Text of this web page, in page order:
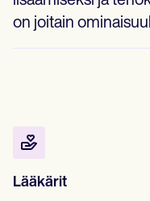
on joitain
Lääkärit